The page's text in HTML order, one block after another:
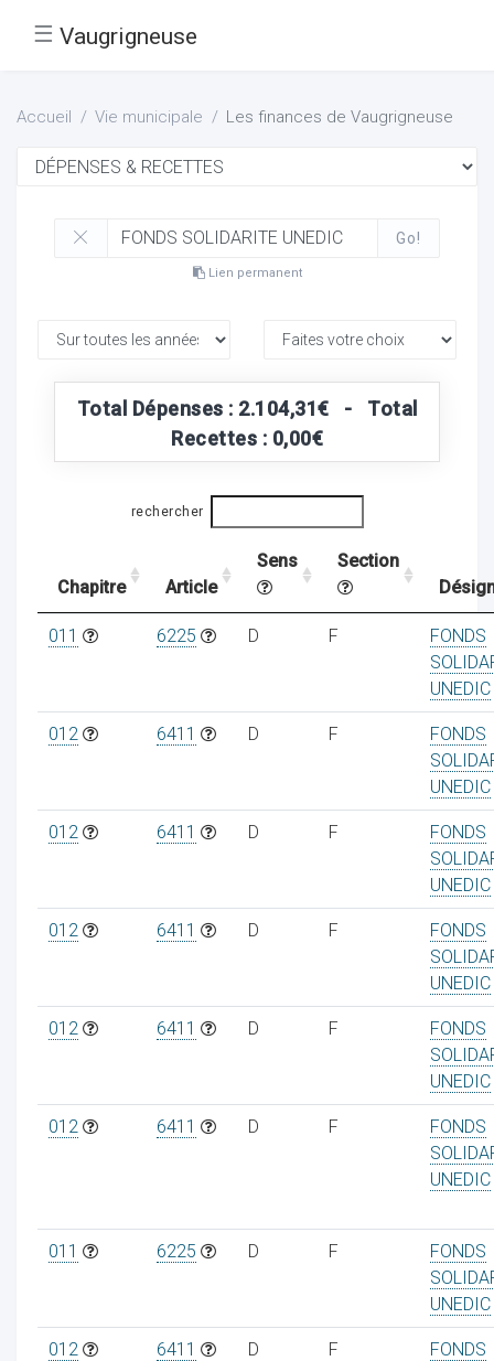
☰ Vaugrigneuse
Accueil Vie municipale Les finances de Vaugrigneuse
Go!
Lien permanent
Total Dépenses : 2.104,31€ - Total
Recettes : 0,00€
rechercher
Chapitre Article
Sens
Section
011 6225 D F
FONDS
UNEDIC
012 6411 D F
FONDS
UNEDIC
012 6411 D F
FONDS
UNEDIC
012 6411 D F
FONDS
UNEDIC
012 6411 D F
FONDS
UNEDIC
012 6411 D F
FONDS
UNEDIC
011 6225 D F
FONDS
UNEDIC
012 6411 D F
FONDS